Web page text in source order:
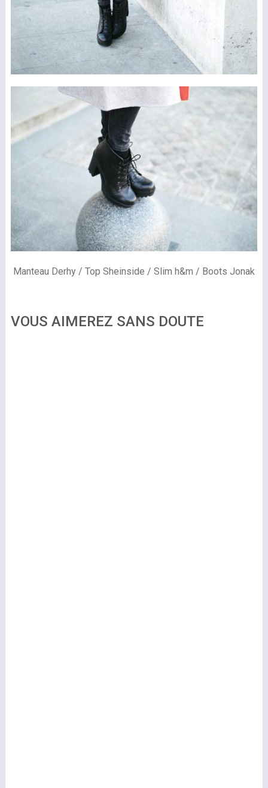
Manteau Derhy / Top Sheinside / Slim h&m / Boots Jonak
VOUS AIMEREZ SANS DOUTE